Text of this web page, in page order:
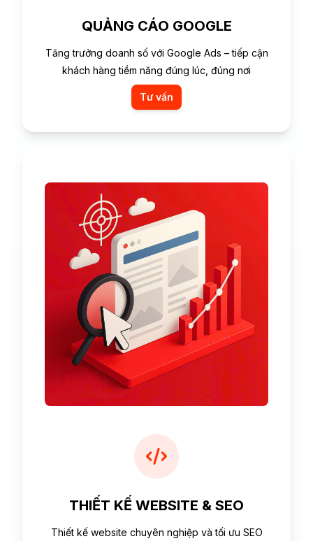
QUẢNG CÁO GOOGLE
Tăng trưởng doanh số với Google Ads – tiếp cận
khách hàng tiềm năng đúng lúc, đúng nơi
Tư vấn
THIẾT KẾ WEBSITE & SEO
Thiết kế website chuyên nghiệp và tối ưu SEO